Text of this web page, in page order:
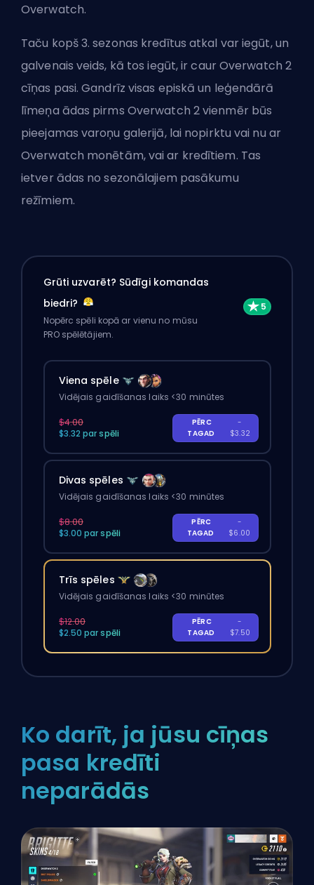
Overwatch.
Taču kopš 3. sezonas kredītus atkal var iegūt, un
galvenais veids, kā tos iegūt, ir caur Overwatch 2
cīņas pasi. Gandrīz visas episkā un leģendārā
līmeņa ādas pirms Overwatch 2 vienmēr būs
pieejamas varoņu galerijā, lai nopirktu vai nu ar
Overwatch monētām, vai ar kredītiem. Tas
ietver ādas no sezonālajiem pasākumu
režīmiem.
Grūti uzvarēt? Sūdīgi komandas
biedri?
Nopērc spēli kopā ar vienu no mūsu
PRO spēlētājiem.
Viena spēle
Vidējais gaidīšanas laiks <30 minūtes
$4.00
$3.32 par spēli
PĒRC
TAGAD
-
$3.32
Divas spēles
Vidējais gaidīšanas laiks <30 minūtes
$8.00
$3.00 par spēli
PĒRC
TAGAD
-
$6.00
Trīs spēles
Vidējais gaidīšanas laiks <30 minūtes
$12.00
$2.50 par spēli
PĒRC
TAGAD
-
$7.50
Ko darīt, ja jūsu cīņas
pasa kredīti
neparādās